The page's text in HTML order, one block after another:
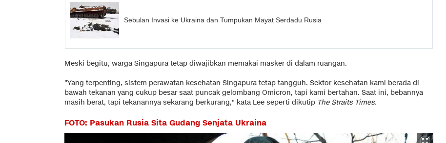
Sebulan Invasi ke Ukraina dan Tumpukan Mayat Serdadu Rusia
Meski begitu, warga Singapura tetap diwajibkan memakai masker di dalam ruangan.
"Yang terpenting, sistem perawatan kesehatan Singapura tetap tangguh. Sektor kesehatan kami berada di
bawah tekanan yang cukup besar saat puncak gelombang Omicron, tapi kami bertahan. Saat ini, bebannya
masih berat, tapi tekanannya sekarang berkurang," kata Lee seperti dikutip The Straits Times.
FOTO: Pasukan Rusia Sita Gudang Senjata Ukraina